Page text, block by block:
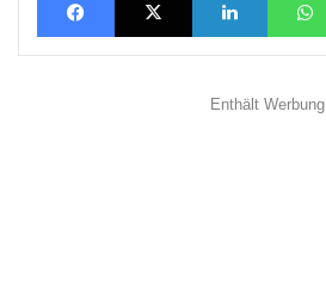
Enthält Werbung